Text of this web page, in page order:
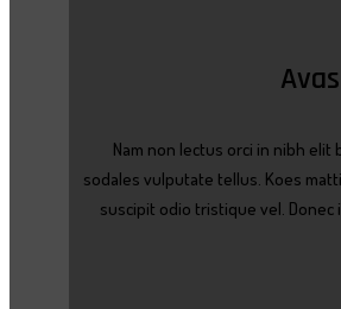
Nam non lectus orci in nibh
sodales vulputate tellus. Koes
suscipit odio tristique vel.